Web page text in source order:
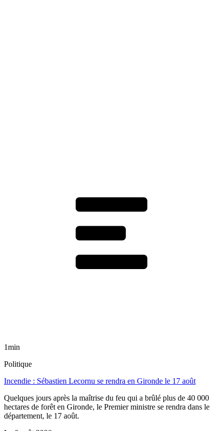
1min
Politique
Incendie : Sébastien Lecornu se rendra en Gironde le 17 août
Quelques jours après la maîtrise du feu qui a brûlé plus de 40 000
hectares de forêt en Gironde, le Premier ministre se rendra dans le
département, le 17 août.